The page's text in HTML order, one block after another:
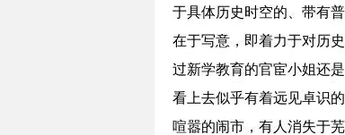
于具体历史时空的、带有
在于写意，即着力于对历
过新学教育的官宦小姐还
看上去似乎有着远见卓识
喧嚣的闹市，有人消失于